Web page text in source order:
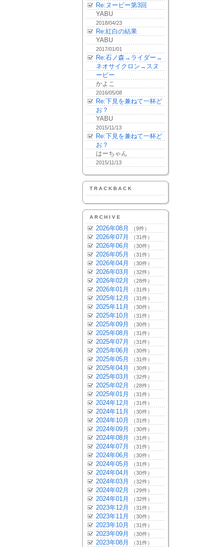
Re:ヌーピー第3回
YABU
2018/04/23
Re:紅白の結果
YABU
2017/01/01
Re:石ノ森→ライダー→
ネオサイクロン→スヌ
ーピー
かよこ
2016/05/08
Re:下見を兼ねて一杯ど
お？
YABU
2015/11/13
Re:下見を兼ねて一杯ど
お？
はーちゃん
2015/11/13
TRACKBACK
ARCHIVE
2026年08月 （9件）
2026年07月 （31件）
2026年06月 （30件）
2026年05月 （31件）
2026年04月 （30件）
2026年03月 （32件）
2026年02月 （28件）
2026年01月 （31件）
2025年12月 （31件）
2025年11月 （30件）
2025年10月 （31件）
2025年09月 （30件）
2025年08月 （31件）
2025年07月 （31件）
2025年06月 （30件）
2025年05月 （31件）
2025年04月 （30件）
2025年03月 （32件）
2025年02月 （28件）
2025年01月 （31件）
2024年12月 （31件）
2024年11月 （30件）
2024年10月 （31件）
2024年09月 （30件）
2024年08月 （31件）
2024年07月 （31件）
2024年06月 （30件）
2024年05月 （31件）
2024年04月 （30件）
2024年03月 （32件）
2024年02月 （29件）
2024年01月 （32件）
2023年12月 （31件）
2023年11月 （30件）
2023年10月 （31件）
2023年09月 （30件）
2023年08月 （31件）